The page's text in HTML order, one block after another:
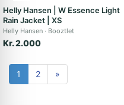
Helly Hansen | W Essence Light
Rain Jacket | XS
Helly Hansen Booztlet
Kr. 2.000
1 2 »